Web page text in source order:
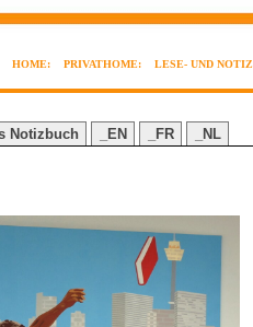
HOME: PRIVATHOME: LESE- UND
Notizbuch _EN _FR _NL